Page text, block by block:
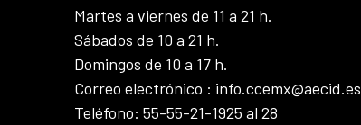
Martes a viernes de 11 a 21 h.
Sábados de 10 a 21 h.
Domingos de 10 a 17 h.
Correo electrónico : info.ccemx@aecid.es
Teléfono: 55-55-21-1925 al 28